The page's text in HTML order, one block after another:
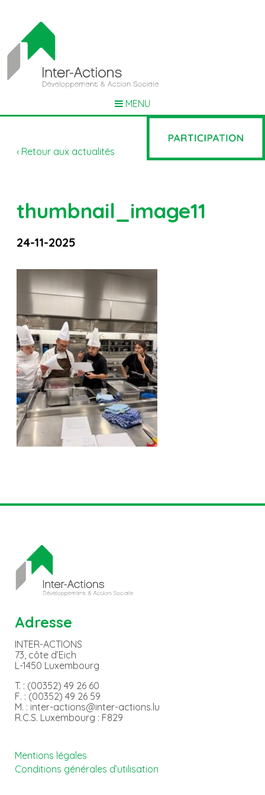
MENU
‹ Retour aux actualités
thumbnail_image11
24-11-2025
Adresse
INTER-ACTIONS
73, côte d’Eich
L-1450 Luxembourg
T. : (00352) 49 26 60
F. : (00352) 49 26 59
M. : inter-actions@inter-actions.lu
R.C.S. Luxembourg : F829
Mentions légales
Conditions générales d’utilisation